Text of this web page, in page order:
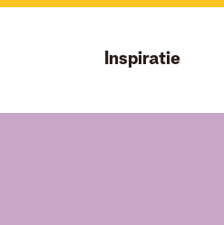
Inspiratie